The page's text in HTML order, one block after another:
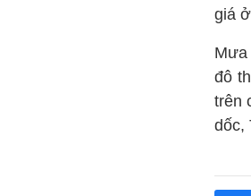
giá
Mưa
đô
trên
dốc,